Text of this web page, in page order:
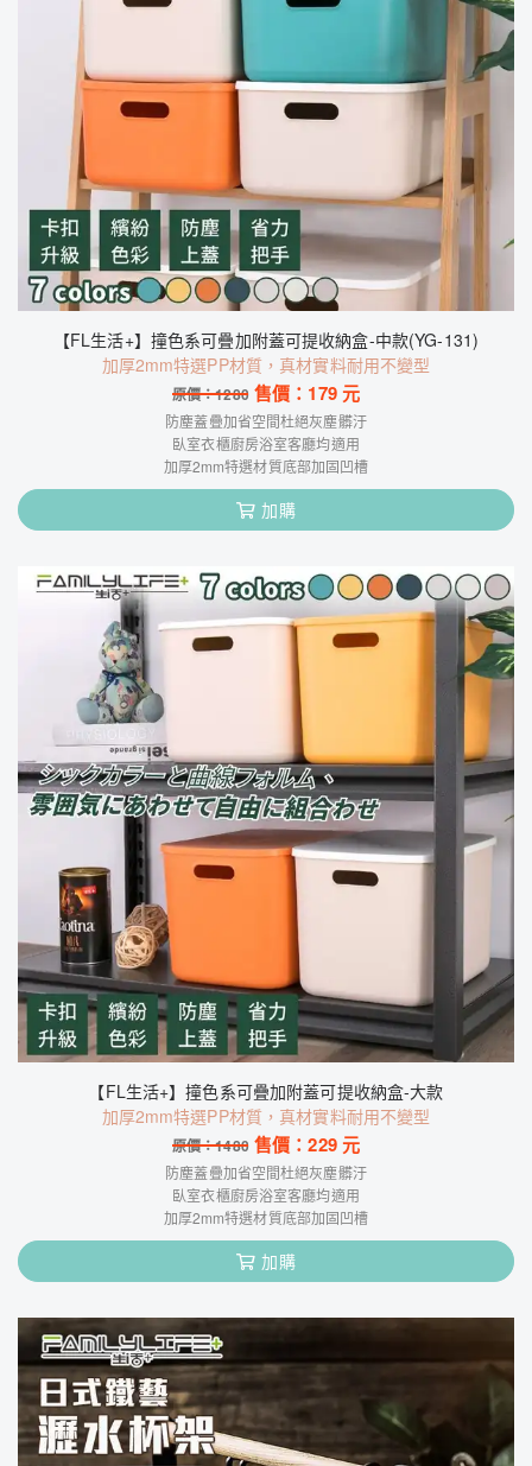
【FL生活+】撞色系可疊加附蓋可提收納盒-中款(YG-131)
加厚2mm特選PP材質，真材實料耐用不變型
原價：1280 售價： 179元
防塵蓋疊加省空間杜絕灰塵髒汙
臥室衣櫃廚房浴室客廳均適用
加厚2mm特選材質底部加固凹槽
加購
【FL生活+】撞色系可疊加附蓋可提收納盒-大款
加厚2mm特選PP材質，真材實料耐用不變型
原價：1480 售價：229元
防塵蓋疊加省空間杜絕灰塵髒汙
臥室衣櫃廚房浴室客廳均適用
加厚2mm特選材質底部加固凹槽
加購